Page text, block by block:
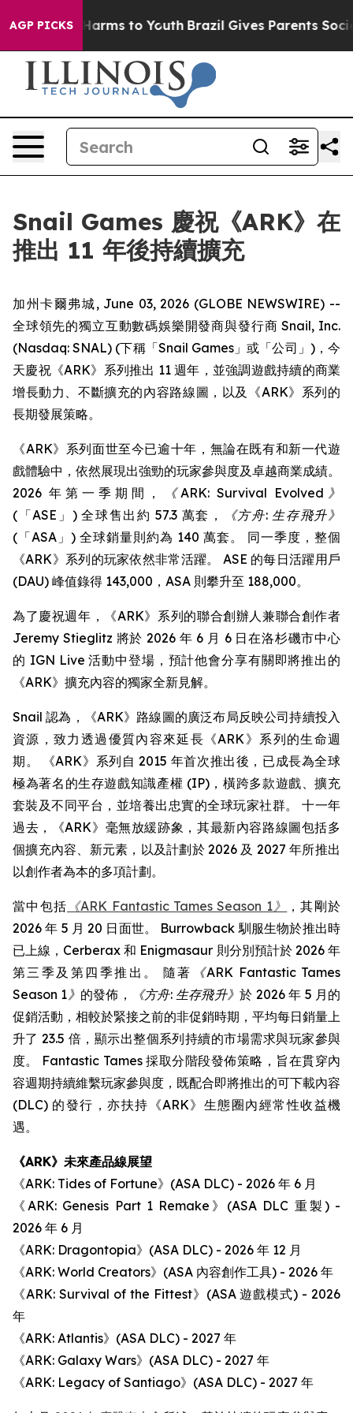
AGP PICKS
Abate Harms to Youth Brazil Gives Parents Social
Snail Games 慶祝《ARK》在
推出 11 年後持續擴充
加州卡爾弗城, June 03, 2026 (GLOBE NEWSWIRE) --
全球領先的獨立互動數碼娛樂開發商與發行商 Snail, Inc.
(Nasdaq: SNAL) (下稱「Snail Games」或「公司」)，今
天慶祝《ARK》系列推出 11 週年，並強調遊戲持續的商業
增長動力、不斷擴充的內容路線圖，以及《ARK》系列的
長期發展策略。
《ARK》系列面世至今已逾十年，無論在既有和新一代遊
戲體驗中，依然展現出強勁的玩家參與度及卓越商業成績。
2026 年第一季期間，
《ARK: Survival Evolved》
(「ASE」) 全球售出約 57.3 萬套，
《方舟: 生存飛升》
(「ASA」) 全球銷量則約為 140 萬套。 同一季度，整個
《ARK》系列的玩家依然非常活躍。 ASE 的每日活躍用戶
(DAU) 峰值錄得 143,000，ASA 則攀升至 188,000。
為了慶祝週年，《ARK》系列的聯合創辦人兼聯合創作者
Jeremy Stieglitz 將於 2026 年 6 月 6 日在洛杉磯市中心
的 IGN Live 活動中登場，預計他會分享有關即將推出的
《ARK》擴充內容的獨家全新見解。
Snail 認為，《ARK》路線圖的廣泛布局反映公司持續投入
資源，致力透過優質內容來延長《ARK》系列的生命週
期。 《ARK》系列自 2015 年首次推出後，已成長為全球
極為著名的生存遊戲知識產權 (IP)，橫跨多款遊戲、擴充
套裝及不同平台，並培養出忠實的全球玩家社群。 十一年
過去，《ARK》毫無放緩跡象，其最新內容路線圖包括多
個擴充內容、新元素，以及計劃於 2026 及 2027 年所推出
以創作者為本的多項計劃。
當中包括 《ARK Fantastic Tames Season 1》
，其剛於
2026 年 5 月 20 日面世。 Burrowback 馴服生物於推出時
已上線，Cerberax 和 Enigmasaur 則分別預計於 2026 年
第三季及第四季推出。 隨著
《ARK Fantastic Tames
Season 1》 的發佈， 《方舟: 生存飛升》於 2026 年 5 月的
促銷活動，相較於緊接之前的非促銷時期，平均每日銷量上
升了 23.5 倍，顯示出整個系列持續的市場需求與玩家參與
度。 Fantastic Tames 採取分階段發佈策略，旨在貫穿內
容週期持續維繫玩家參與度，既配合即將推出的可下載內容
(DLC) 的發行，亦扶持《ARK》生態圈內經常性收益機
遇。
《ARK》未來產品線展望
《ARK: Tides of Fortune》(ASA DLC) - 2026 年 6 月
《ARK: Genesis Part 1 Remake》(ASA DLC 重製) -
2026 年 6 月
《ARK: Dragontopia》(ASA DLC) - 2026 年 12 月
《ARK: World Creators》(ASA 內容創作工具) - 2026 年
《ARK: Survival of the Fittest》(ASA 遊戲模式) - 2026
年
《ARK: Atlantis》(ASA DLC) - 2027 年
《ARK: Galaxy Wars》(ASA DLC) - 2027 年
《ARK: Legacy of Santiago》(ASA DLC) - 2027 年